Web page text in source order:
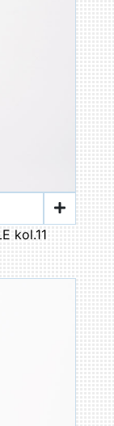
kol.11